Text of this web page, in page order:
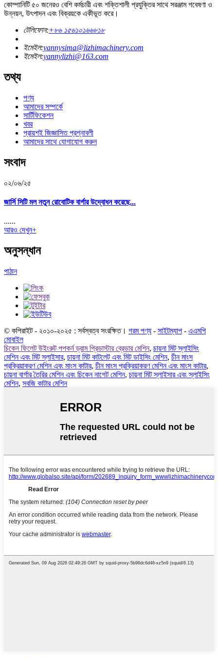
কোম্পানিটি ৫০ জনেরও বেশি কর্মচারী এবং শক্তিশালী প্রযুক্তির সাথে সরঞ্জাম গবেষণা ও
উন্নয়ন, উৎপাদন এবং বিক্রয়কে একীভূত করে।
টেলিফোন:+৮৬ ১৫৬১০১৬৬৮১৮
ইমেইল:yannysima@lizhimachinery.com
ইমেইল:yannylizhi@163.com
তথ্য
পণ্য
আমাদের সম্পর্কে
সার্টিফিকেশন
খবর
প্রায়শই জিজ্ঞাসিত প্রশ্নাবলী
আমাদের সাথে যোগাযোগ করুন
সংবাদ
০২/০৬/২৫
জার্সি সিটি মল নতুন রোবোটিক বার্গার উদ্বোধন করেছে...
......
আরও দেখুন+
অনুসন্ধান
পাঠান
© কপিরাইট - ২০১০-২০২৫ : সর্বস্বত্ব সংরক্ষিত। গরম পণ্য - সাইটম্যাপ - এএমপি
মোবাইল
চিকেন ফিলেট উইংরুট পপকর্ন ড্রাম প্রিডাস্টার ব্রেডার মেশিন, চায়না মিট স্লাইসিং
মেশিন এবং মিট স্লাইসার, চায়না মিট কাটলেট এবং মিট ডাইসিং মেশিন, চীন মাংস
প্রক্রিয়াকরণ মেশিন এবং মাংস কাটার, চীন মাংস প্রক্রিয়াকরণ মেশিন এবং মাংস কাটার,
চায়না বার্গার তৈরির মেশিন এবং চিকেন নাগেট মেশিন, চায়না মিট স্লাইসার এবং স্লাইসিং
মেশিন, সবজি কাটার মেশিন